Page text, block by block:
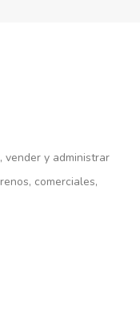
vender y administrar
comerciales,